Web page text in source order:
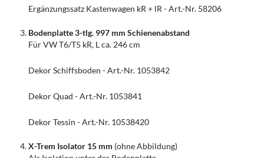
Ergänzungssatz Kastenwagen kR + lR - Art.-Nr. 58206
Bodenplatte 3-tlg. 997 mm Schienenabstand
Für VW T6/T5 kR, L ca. 246 cm
Dekor Schiffsboden - Art.-Nr. 1053842
Dekor Quad - Art.-Nr. 1053841
Dekor Tessin - Art.-Nr. 10538420
X-Trem Isolator 15 mm (ohne Abbildung)